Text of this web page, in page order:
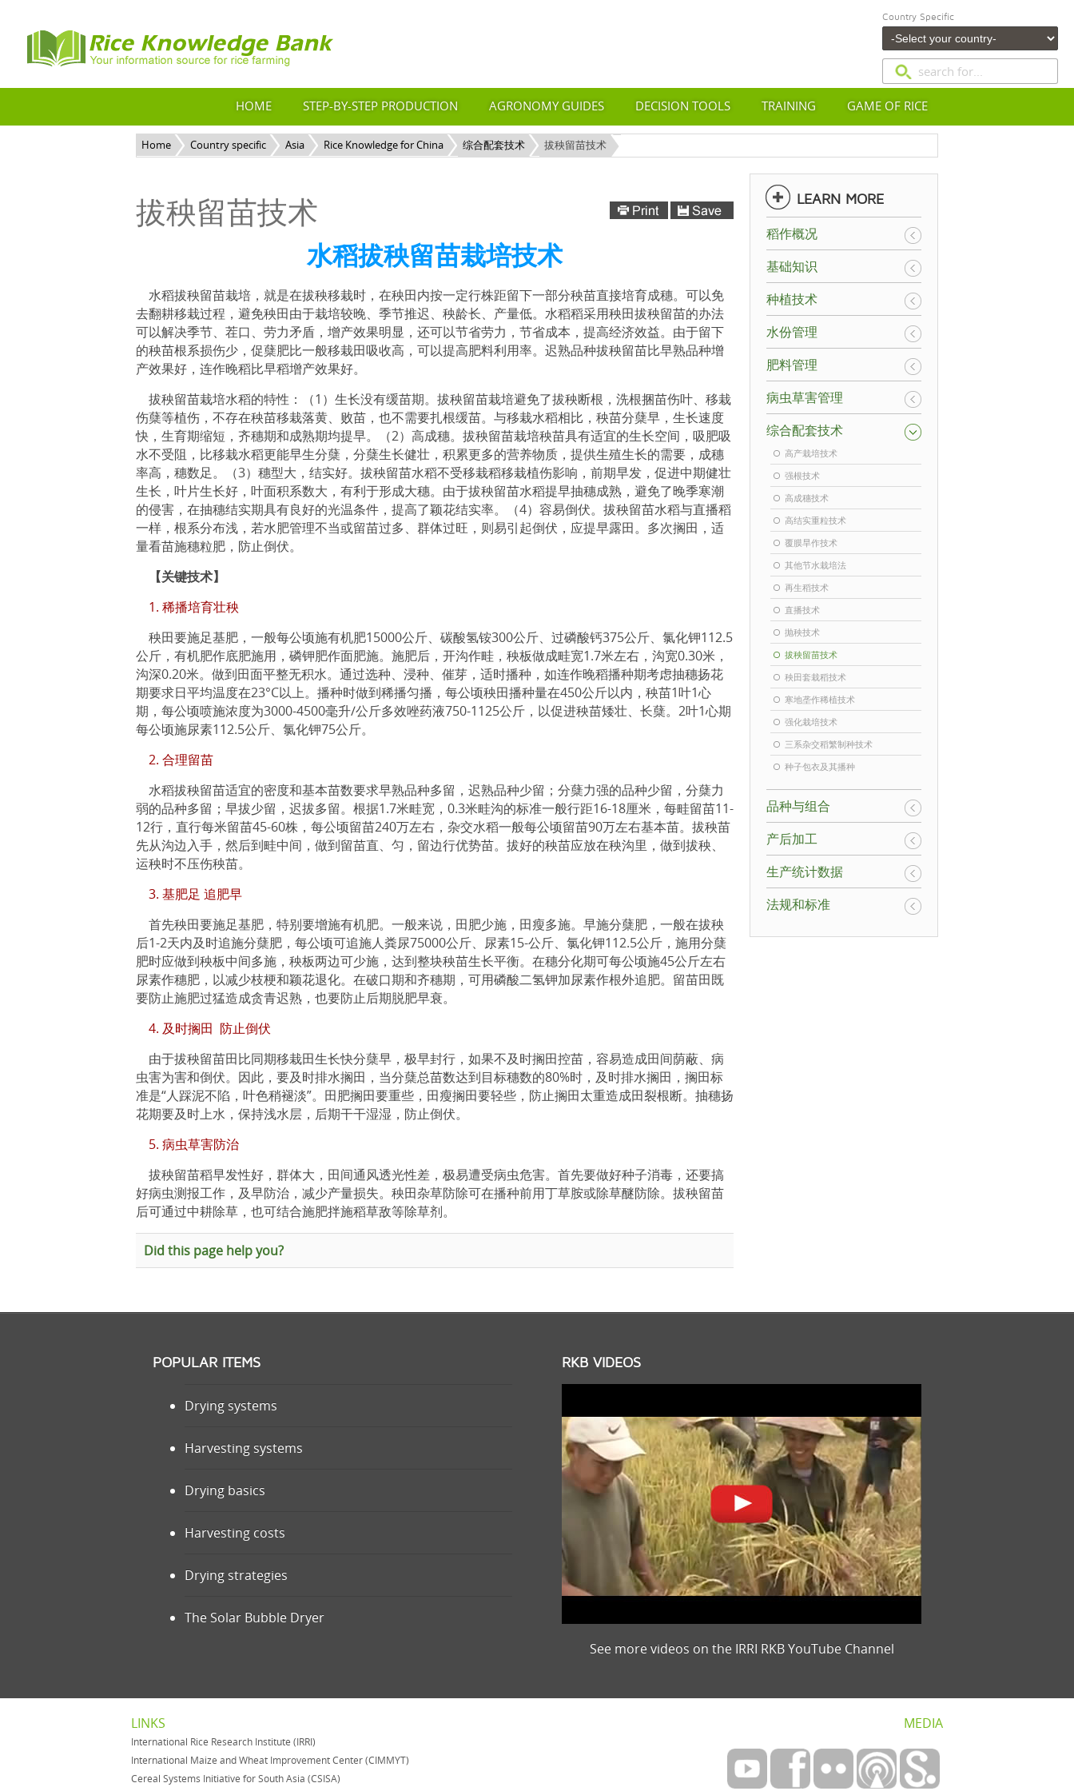
Country Specific
HOME STEP-BY-STEP PRODUCTION AGRONOMY GUIDES DECISION TOOLS TRAINING GAME OF RICE
Home Country specific Asia Rice Knowledge for China 综合配套技术 拔秧留苗技术
拔秧留苗技术
水稻拔秧留苗栽培技术
水稻拔秧留苗栽培，就是在拔秧移栽时，在秧田内按一定行株距留下一部分秧苗直接培育成穗。可以免
去翻耕移栽过程，避免秧田由于栽培较晚、季节推迟、秧龄长、产量低。水稻稻采用秧田拔秧留苗的办法
可以解决季节、茬口、劳力矛盾，增产效果明显，还可以节省劳力，节省成本，提高经济效益。由于留下
的秧苗根系损伤少，促蘖肥比一般移栽田吸收高，可以提高肥料利用率。迟熟品种拔秧留苗比早熟品种增
产效果好，连作晚稻比早稻增产效果好。
拔秧留苗栽培水稻的特性：（1）生长没有缓苗期。拔秧留苗栽培避免了拔秧断根，洗根捆苗伤叶、移栽
伤蘖等植伤，不存在秧苗移栽落黄、败苗，也不需要扎根缓苗。与移栽水稻相比，秧苗分蘖早，生长速度
快，生育期缩短，齐穗期和成熟期均提早。（2）高成穗。拔秧留苗栽培秧苗具有适宜的生长空间，吸肥吸
水不受阻，比移栽水稻更能早生分蘖，分蘖生长健壮，积累更多的营养物质，提供生殖生长的需要，成穗
率高，穗数足。（3）穗型大，结实好。拔秧留苗水稻不受移栽稻移栽植伤影响，前期早发，促进中期健壮
生长，叶片生长好，叶面积系数大，有利于形成大穗。由于拔秧留苗水稻提早抽穗成熟，避免了晚季寒潮
的侵害，在抽穗结实期具有良好的光温条件，提高了颖花结实率。（4）容易倒伏。拔秧留苗水稻与直播稻
一样，根系分布浅，若水肥管理不当或留苗过多、群体过旺，则易引起倒伏，应提早露田。多次搁田，适
量看苗施穗粒肥，防止倒伏。
【关键技术】
1. 稀播培育壮秧
秧田要施足基肥，一般每公顷施有机肥15000公斤、碳酸氢铵300公斤、过磷酸钙375公斤、氯化钾112.5
公斤，有机肥作底肥施用，磷钾肥作面肥施。施肥后，开沟作畦，秧板做成畦宽1.7米左右，沟宽0.30米，
沟深0.20米。做到田面平整无积水。通过选种、浸种、催芽，适时播种，如连作晚稻播种期考虑抽穗扬花
期要求日平均温度在23°C以上。播种时做到稀播匀播，每公顷秧田播种量在450公斤以内，秧苗1叶1心
期，每公顷喷施浓度为3000-4500毫升/公斤多效唑药液750-1125公斤，以促进秧苗矮壮、长蘖。2叶1心期
每公顷施尿素112.5公斤、氯化钾75公斤。
2. 合理留苗
水稻拔秧留苗适宜的密度和基本苗数要求早熟品种多留，迟熟品种少留；分蘖力强的品种少留，分蘖力
弱的品种多留；早拔少留，迟拔多留。根据1.7米畦宽，0.3米畦沟的标准一般行距16-18厘米，每畦留苗11-
12行，直行每米留苗45-60株，每公顷留苗240万左右，杂交水稻一般每公顷留苗90万左右基本苗。拔秧苗
先从沟边入手，然后到畦中间，做到留苗直、匀，留边行优势苗。拔好的秧苗应放在秧沟里，做到拔秧、
运秧时不压伤秧苗。
3. 基肥足 追肥早
首先秧田要施足基肥，特别要增施有机肥。一般来说，田肥少施，田瘦多施。早施分蘖肥，一般在拔秧
后1-2天内及时追施分蘖肥，每公顷可追施人粪尿75000公斤、尿素15-公斤、氯化钾112.5公斤，施用分蘖
肥时应做到秧板中间多施，秧板两边可少施，达到整块秧苗生长平衡。在穗分化期可每公顷施45公斤左右
尿素作穗肥，以减少枝梗和颖花退化。在破口期和齐穗期，可用磷酸二氢钾加尿素作根外追肥。留苗田既
要防止施肥过猛造成贪青迟熟，也要防止后期脱肥早衰。
4. 及时搁田 防止倒伏
由于拔秧留苗田比同期移栽田生长快分蘖早，极早封行，如果不及时搁田控苗，容易造成田间荫蔽、病
虫害为害和倒伏。因此，要及时排水搁田，当分蘖总苗数达到目标穗数的80%时，及时排水搁田，搁田标
准是“人踩泥不陷，叶色稍褪淡”。田肥搁田要重些，田瘦搁田要轻些，防止搁田太重造成田裂根断。抽穗扬
花期要及时上水，保持浅水层，后期干干湿湿，防止倒伏。
5. 病虫草害防治
拔秧留苗稻早发性好，群体大，田间通风透光性差，极易遭受病虫危害。首先要做好种子消毒，还要搞
好病虫测报工作，及早防治，减少产量损失。秧田杂草防除可在播种前用丁草胺或除草醚防除。拔秧留苗
后可通过中耕除草，也可结合施肥拌施稻草敌等除草剂。
Did this page help you?
LEARN MORE
稻作概况
基础知识
种植技术
水份管理
肥料管理
病虫草害管理
综合配套技术
高产栽培技术
强根技术
高成穗技术
高结实重粒技术
覆膜旱作技术
其他节水栽培法
再生稻技术
直播技术
抛秧技术
拔秧留苗技术
秧田套栽稻技术
寒地垄作稀植技术
强化栽培技术
三系杂交稻繁制种技术
种子包衣及其播种
品种与组合
产后加工
生产统计数据
法规和标准
POPULAR ITEMS
Drying systems
Harvesting systems
Drying basics
Harvesting costs
Drying strategies
The Solar Bubble Dryer
RKB VIDEOS
See more videos on the IRRI RKB YouTube Channel
LINKS
International Rice Research Institute (IRRI)
International Maize and Wheat Improvement Center (CIMMYT)
Cereal Systems Initiative for South Asia (CSISA)
MEDIA